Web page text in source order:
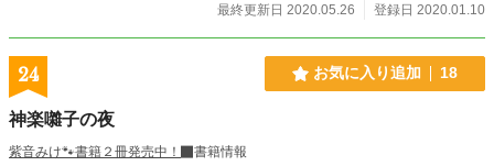
最終更新日 2020.05.26
登録日 2020.01.10
24 お気に入り追加 18
神楽囃子の夜
紫音みけ🐾書籍２冊発売中！
書籍情報